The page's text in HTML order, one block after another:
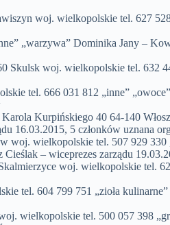
woj. wielkopolskie tel. 627
„warzywa” Dominika Jany –
woj. wielkopolskie tel. 632
tel. 666 031 812 „inne”
Kurpińskiego 40 64-140
16.03.2015, 5 członków uznana
wielkopolskie tel. 507 929 330
– wiceprezes zarządu
woj. wielkopolskie tel.
tel. 604 799 751 „zioła
wielkopolskie tel. 500 057 398